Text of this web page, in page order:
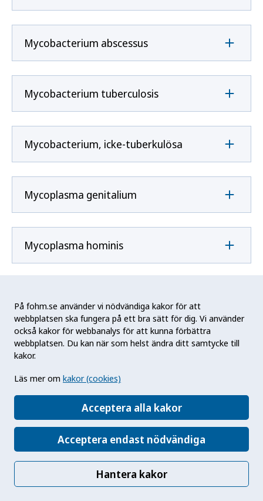
På fohm.se använder vi nödvändiga kakor för att
webbplatsen ska fungera på ett bra sätt för dig. Vi använder
också kakor för webbanalys för att kunna förbättra
webbplatsen. Du kan när som helst ändra ditt samtycke till
kakor.
Läs mer om kakor (cookies)
Acceptera alla kakor
Acceptera endast nödvändiga
Hantera kakor
Mycobacterium abscessus
Mycobacterium tuberculosis
Mycobacterium, icke-tuberkulösa
Mycoplasma genitalium
Mycoplasma hominis
N
Neisseria gonorrhoeae
Neisseria meningitidis